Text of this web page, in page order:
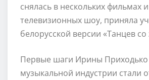
снялась в нескольких фильмах и
телевизионных шоу, приняла
белорусской версии «Танцев со
Первые шаги Ирины
музыкальной индустрии стали